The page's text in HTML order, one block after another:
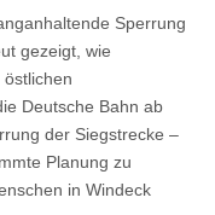
Sperrung
gezeigt, wie
Deutsche Bahn ab
der Siegstrecke –
Planung zu
in Windeck